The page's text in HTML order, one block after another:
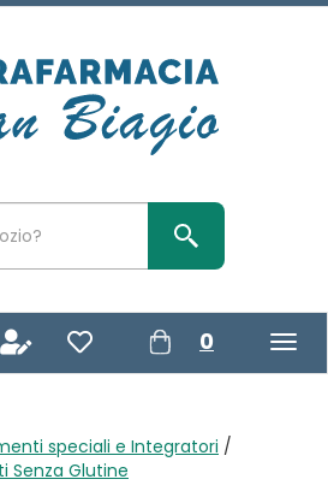
Cerca Prodotto
0 prodotti
inseriti
speciali e Integratori /
Senza Glutine